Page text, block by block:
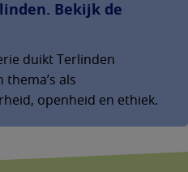
Bekijk de
duikt Terlinden
als
openheid en ethiek.